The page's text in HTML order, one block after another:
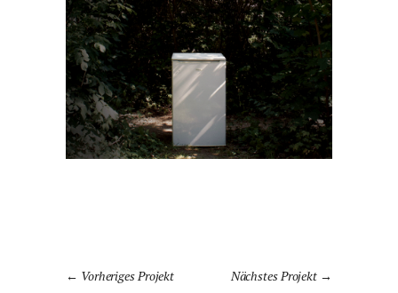
Vorheriges Projekt Nächstes Projekt